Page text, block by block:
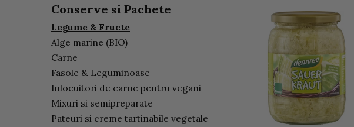
Conserve si Pachete
Legume & Fructe
Alge marine (BIO)
Carne
Fasole & Leguminoase
Inlocuitori de carne pentru vegani
Mixuri si semipreparate
Pateuri si creme tartinabile vegetale